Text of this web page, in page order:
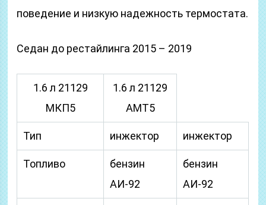
поведение и низкую надежность термостата.
Седан до рестайлинга 2015 – 2019
1.6 л 21129
МКП5
1.6 л 21129
АМТ5
Тип инжектор инжектор
Топливо
бензин
АИ-92
бензин
АИ-92